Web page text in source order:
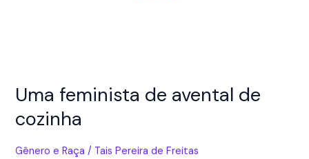
Uma feminista de avental de
cozinha
Gênero e Raça / Tais Pereira de Freitas